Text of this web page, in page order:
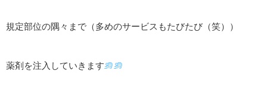
規定部位の隅々まで（多めのサービスもたびたび（笑））
薬剤を注入していきます